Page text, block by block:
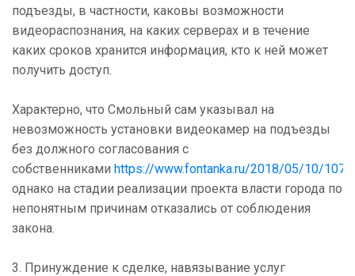
подъезды, в частности, каковы возможности
видеораспознания, на каких серверах и в течение
каких сроков хранится информация, кто к ней может
получить доступ.
Характерно, что Смольный сам указывал на
невозможность установки видеокамер на подъезды
без должного согласования с
собственниками https://www.fontanka.ru/2018/05/10/107/
однако на стадии реализации проекта власти города по
непонятным причинам отказались от соблюдения
закона.
3. Принуждение к сделке, навязывание услуг